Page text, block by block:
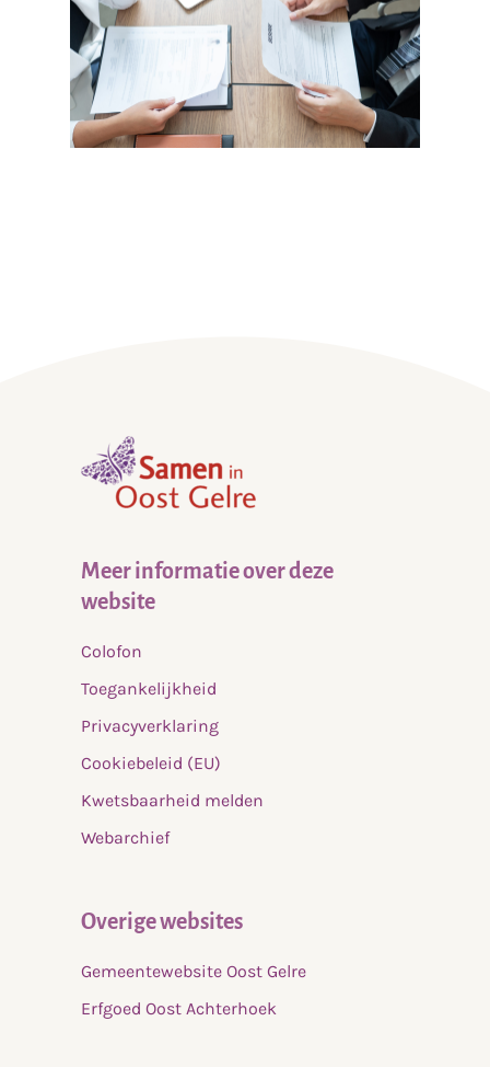
Meer informatie over deze
website
Colofon
Toegankelijkheid
Privacyverklaring
Cookiebeleid (EU)
Kwetsbaarheid melden
Webarchief
Overige websites
Gemeentewebsite Oost Gelre
Erfgoed Oost Achterhoek